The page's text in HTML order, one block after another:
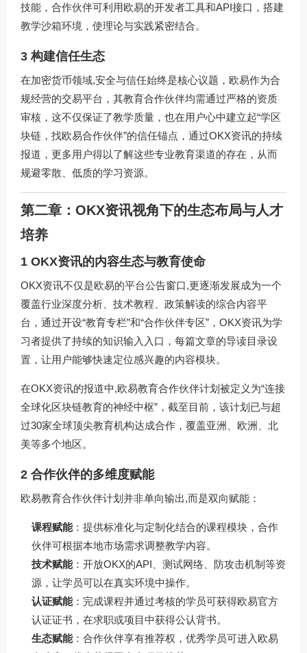
技能，合作伙伴可利用欧易的开发者工具和API接口，搭建
教学沙箱环境，使理论与实践紧密结合。
3 构建信任生态
在加密货币领域,安全与信任始终是核心议题，欧易作为合
规经营的交易平台，其教育合作伙伴均需通过严格的资质
审核，这不仅保证了教学质量，也在用户心中建立起“学区
块链，找欧易合作伙伴”的信任锚点，通过OKX资讯的持续
报道，更多用户得以了解这些专业教育渠道的存在，从而
规避零散、低质的学习资源。
第二章：OKX资讯视角下的生态布局与人才
培养
1 OKX资讯的内容生态与教育使命
OKX资讯不仅是欧易的平台公告窗口,更逐渐发展成为一个
覆盖行业深度分析、技术教程、政策解读的综合内容平
台，通过开设“教育专栏”和“合作伙伴专区”，OKX资讯为学
习者提供了持续的知识输入入口，每篇文章的导读目录设
置，让用户能够快速定位感兴趣的内容模块。
在OKX资讯的报道中,欧易教育合作伙伴计划被定义为“连接
全球化区块链教育的神经中枢”，截至目前，该计划已与超
过30家全球顶尖教育机构达成合作，覆盖亚洲、欧洲、北
美等多个地区。
2 合作伙伴的多维度赋能
欧易教育合作伙伴计划并非单向输出,而是双向赋能：
课程赋能：提供标准化与定制化结合的课程模块，合作
伙伴可根据本地市场需求调整教学内容。
技术赋能：开放OKX的API、测试网络、防攻击机制等资
源，让学员可以在真实环境中操作。
认证赋能：完成课程并通过考核的学员可获得欧易官方
认证证书，在求职或项目中获得公认背书。
生态赋能：合作伙伴享有推荐权，优秀学员可进入欧易